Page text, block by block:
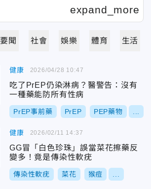
要聞 社會 娛樂 體育 生活
健康
吃了PrEP仍染淋病？醫警告：沒有
一種藥能防所有性病
PrEP事前藥 PrEP PEP藥物
2026/04/28 10:47
健康
GG冒「白色珍珠」誤當菜花擦藥反
變多！竟是傳染性軟疣
傳染性軟疣 菜花 猴痘
2026/02/11 14:37